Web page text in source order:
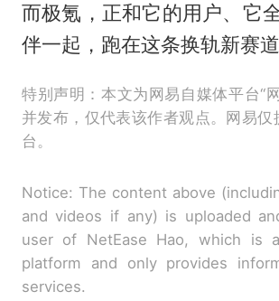
而极氪，正和它的用户、它
伴一起，跑在这条换轨新赛道
特别声明：本文为网易自媒体平台“
并发布，仅代表该作者观点。网易仅
台。
Notice: The content above
and videos if any) is uploaded
user of NetEase Hao, which is
platform and only provides
services.